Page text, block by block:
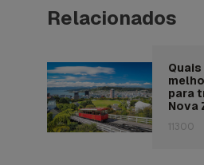
Relacionados
para
Nova
11300